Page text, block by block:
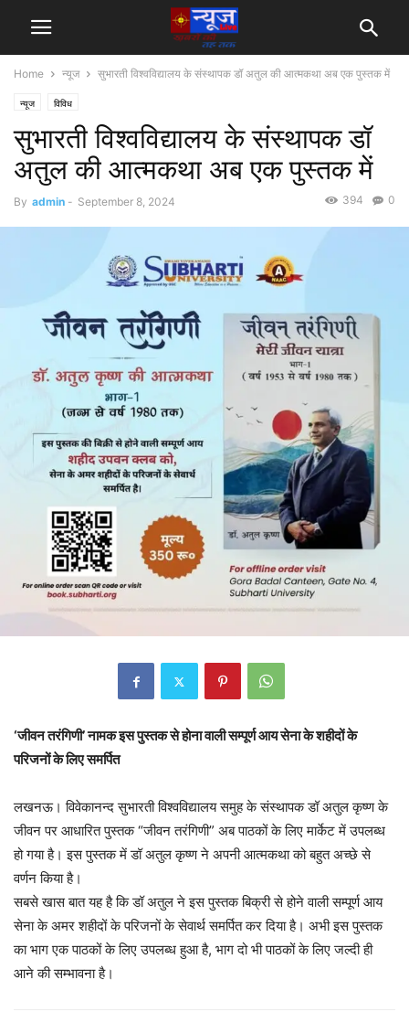
Home न्यूज सुभारती विश्वविद्यालय के संस्थापक डॉ अतुल की आत्मकथा अब एक पुस्तक में
न्यूज विविध
सुभारती विश्वविद्यालय के संस्थापक डॉ
अतुल की आत्मकथा अब एक पुस्तक में
By admin - September 8, 2024 0
394
‘जीवन तरंगिणी’ नामक इस पुस्तक से होना वाली सम्पूर्ण आय सेना के शहीदों के
परिजनों के लिए समर्पित
लखनऊ। विवेकानन्द सुभारती विश्वविद्यालय समुह के संस्थापक डॉ अतुल कृष्ण के
जीवन पर आधारित पुस्तक “जीवन तरंगिणी” अब पाठकों के लिए मार्केट में उपलब्ध
हो गया है। इस पुस्तक में डॉ अतुल कृष्ण ने अपनी आत्मकथा को बहुत अच्छे से
वर्णन किया है।
सबसे खास बात यह है कि डॉ अतुल ने इस पुस्तक बिक्री से होने वाली सम्पूर्ण आय
सेना के अमर शहीदों के परिजनों के सेवार्थ समर्पित कर दिया है। अभी इस पुस्तक
का भाग एक पाठकों के लिए उपलब्ध हुआ है, भाग दो भी पाठकों के लिए जल्दी ही
आने की सम्भावना है।